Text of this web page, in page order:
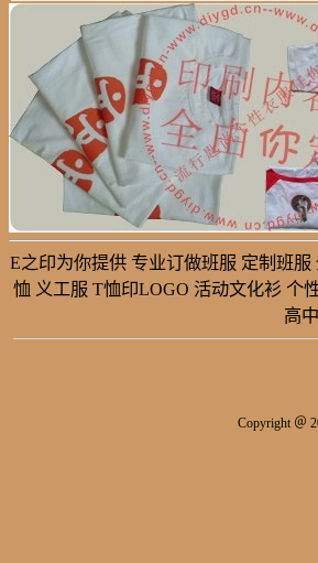
E之印为你提供 专业订做班服 定制班
恤 义工服 T恤印LOGO 活动文化衫 个
高
Copyright ＠